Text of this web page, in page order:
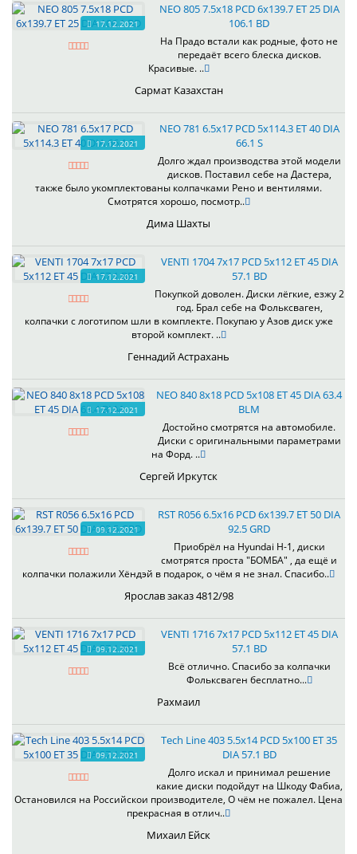
17.12.2021
NEO 805 7.5x18 PCD 6x139.7 ET 25 DIA
106.1 BD
На Прадо встали как родные, фото не
передаёт всего блеска дисков.
Красивые. ..
Сармат Казахстан
17.12.2021
NEO 781 6.5x17 PCD 5x114.3 ET 40 DIA
66.1 S
Долго ждал производства этой модели
дисков. Поставил себе на Дастера,
также было укомплектованы колпачками Рено и вентилями.
Смотрятся хорошо, посмотр..
Дима Шахты
17.12.2021
VENTI 1704 7x17 PCD 5x112 ET 45 DIA
57.1 BD
Покупкой доволен. Диски лёгкие, езжу 2
год. Брал себе на Фольксваген,
колпачки с логотипом шли в комплекте. Покупаю у Азов диск уже
второй комплект. ..
Геннадий Астрахань
17.12.2021
NEO 840 8x18 PCD 5x108 ET 45 DIA 63.4
BLM
Достойно смотрятся на автомобиле.
Диски с оригинальными параметрами
на Форд. ..
Сергей Иркутск
09.12.2021
RST R056 6.5x16 PCD 6x139.7 ET 50 DIA
92.5 GRD
Приобрёл на Hyundai H-1, диски
смотрятся проста "БОМБА" , да ещё и
колпачки полажили Хёндэй в подарок, о чём я не знал. Спасибо..
Ярослав заказ 4812/98
09.12.2021
VENTI 1716 7x17 PCD 5x112 ET 45 DIA
57.1 BD
Всё отлично. Спасибо за колпачки
Фольксваген бесплатно...
Рахмаил
09.12.2021
Tech Line 403 5.5x14 PCD 5x100 ET 35
DIA 57.1 BD
Долго искал и принимал решение
какие диски подойдут на Шкоду Фабиа,
Остановился на Российскои производителе, О чём не пожалел. Цена
прекрасная в отлич..
Михаил Ейск